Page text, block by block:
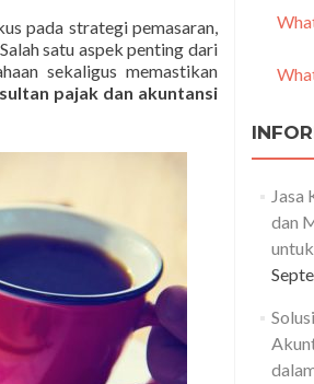
pada strategi pemasaran,
satu aspek penting dari
sekaligus memastikan
pajak dan akuntansi
Jasa
dan